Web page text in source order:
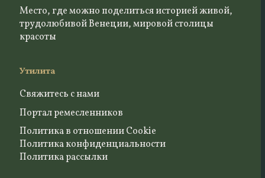
Место, где можно поделиться историей живой,
трудолюбивой Венеции, мировой столицы
красоты
Утилита
Свяжитесь с нами
Портал ремесленников
Политика в отношении Cookie
Политика конфиденциальности
Политика рассылки